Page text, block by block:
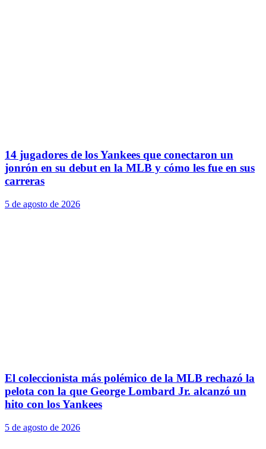
14 jugadores de los Yankees que conectaron un
jonrón en su debut en la MLB y cómo les fue en sus
carreras
5 de agosto de 2026
El coleccionista más polémico de la MLB rechazó la
pelota con la que George Lombard Jr. alcanzó un
hito con los Yankees
5 de agosto de 2026